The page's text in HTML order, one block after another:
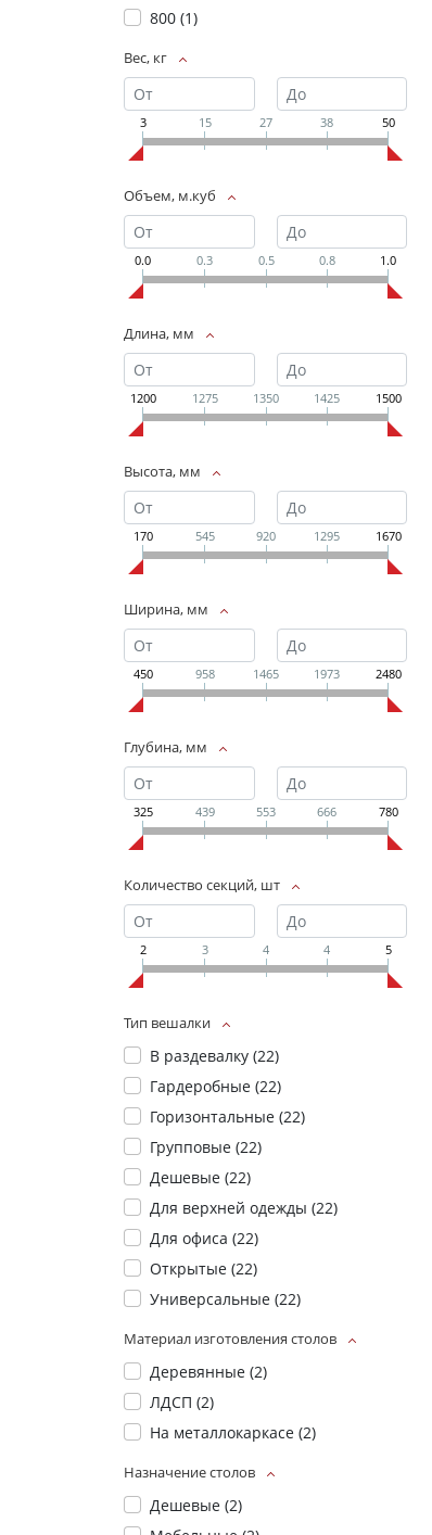
800 (1)
Вес, кг
3 15 27 38 50
Объем, м.куб
0.0 0.3 0.5 0.8 1.0
Длина, мм
1200 1275 1350 1425 1500
Высота, мм
170 545 920 1295 1670
Ширина, мм
450 958 1465 1973 2480
Глубина, мм
325 439 553 666 780
Количество секций, шт
2 3 4 4 5
Тип вешалки
В раздевалку (22)
Гардеробные (22)
Горизонтальные (22)
Групповые (22)
Дешевые (22)
Для верхней одежды (22)
Для офиса (22)
Открытые (22)
Универсальные (22)
Материал изготовления столов
Деревянные (2)
ЛДСП (2)
На металлокаркасе (2)
Назначение столов
Дешевые (2)